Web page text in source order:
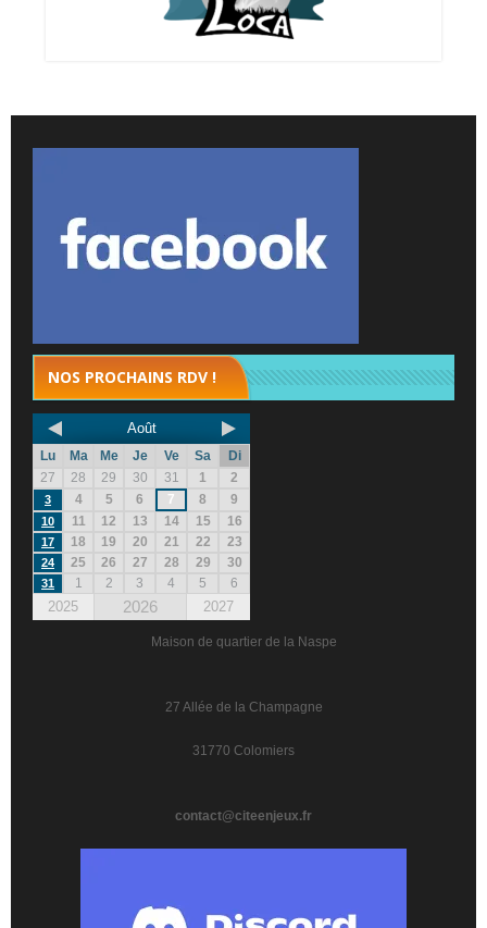
NOS PROCHAINS RDV !
Août
Lu Ma Me Je Ve Sa
Di
27
28 29 30 31 1 2
3 4 5 6 7 8 9
10 11 12 13 14 15 16
17 18 19 20 21 22 23
24 25 26 27 28 29 30
31 1 2 3 4 5 6
2025 2026 2027
Maison de quartier de la Naspe
27 Allée de la Champagne
31770 Colomiers
contact@citeenjeux.fr